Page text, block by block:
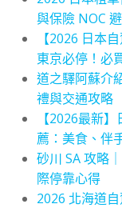
與保險 NOC
【2026 日本
東京必停！必
道之驛阿蘇介
禮與交通攻略
【2026最新
薦：美食、伴
砂川 SA 攻略
際停靠心得
2026 北海道